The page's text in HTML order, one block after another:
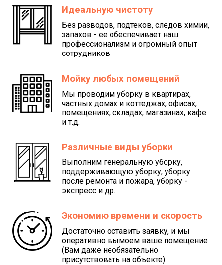
Идеальную чистоту
Без разводов, подтеков, следов химии,
запахов - ее обеспечивает наш
профессионализм и огромный опыт
сотрудников
Мойку любых помещений
Мы проводим уборку в квартирах,
частных домах и коттеджах, офисах,
помещениях, складах, магазинах, кафе
и т.д.
Различные виды уборки
Выполним генеральную уборку,
поддерживающую уборку, уборку
после ремонта и пожара, уборку -
экспресс и др.
Экономию времени и скорость
Достаточно оставить заявку, и мы
оперативно вымоем ваше помещение
(Вам даже необязательно
присутствовать на объекте)